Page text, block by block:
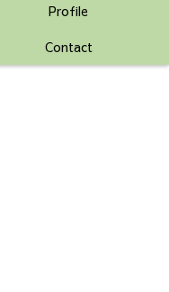
Profile
Contact